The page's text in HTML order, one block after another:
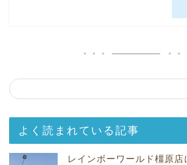
よく読まれている記事
レインボーワールド橿原店